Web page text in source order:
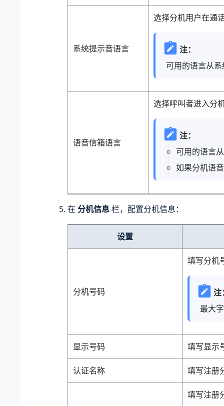
系统提示音语言
选择分机用户在通
注：
可用的语言从
语音信箱语言
选择呼叫者进入分
注：
可用的语言
如果分机语
在 分机信息栏，配置分机信息：
设置
分机号码
填写分机
注
最大
显示号码 填写显示
认证名称 填写注册
填写注册